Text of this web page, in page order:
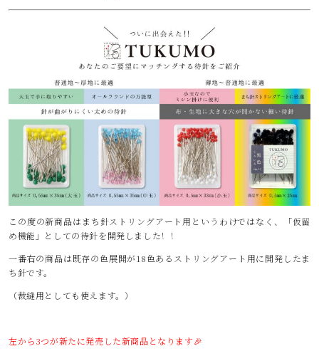
この度の新商品はまち針ストリングアート用というわけではなく、「仮留
め機能」としての待針を開発しました！！
一番右の商品は既存の色展開が18色あるストリングアート用に開発したま
ち針です。
（裁縫用としても使えます。）
左から3つが新たに発売した新商品となります🎉